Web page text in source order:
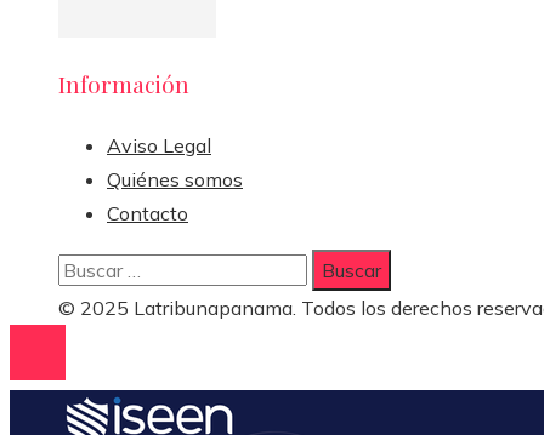
Información
Aviso Legal
Quiénes somos
Contacto
Buscar:
© 2025 Latribunapanama. Todos los derechos